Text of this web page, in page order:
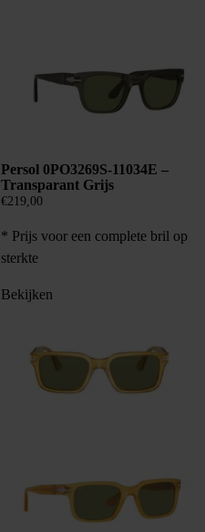
Persol 0PO3269S-11034E –
Transparant Grijs
€219,00
* Prijs voor een complete bril op
sterkte
Bekijken